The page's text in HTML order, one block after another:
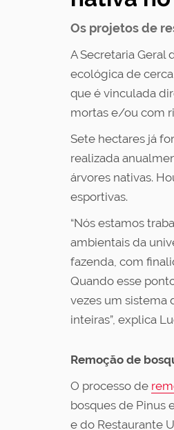
Os projetos de
A Secretaria Geral
ecológica de
que é vinculada
mortas e/ou com
Sete hectares já
realizada
árvores nativas.
esportivas.
“Nós estamos
ambientais da
fazenda, com
Quando esse
vezes um sistema
inteiras”, explica
Remoção de
O processo de
bosques de Pinus
e do Restaurante